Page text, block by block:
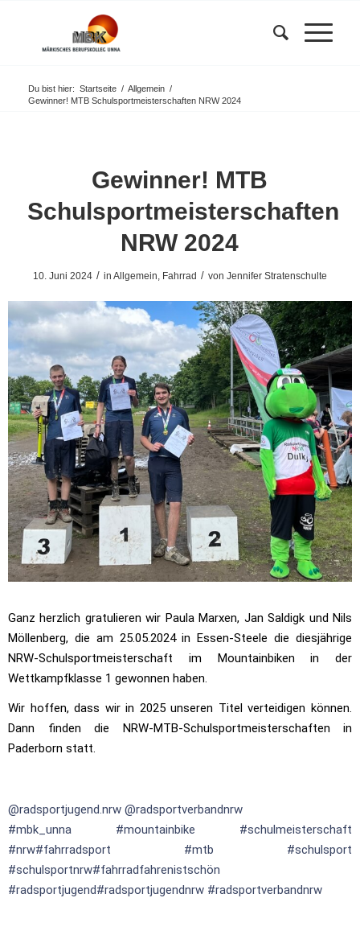
Du bist hier: Startseite / Allgemein /
Gewinner! MTB Schulsportmeisterschaften NRW 2024
Gewinner! MTB
Schulsportmeisterschaften
NRW 2024
10. Juni 2024 / in Allgemein, Fahrrad / von Jennifer Stratenschulte
Ganz herzlich gratulieren wir Paula Marxen, Jan Saldigk und Nils
Möllenberg, die am 25.05.2024 in Essen-Steeledie diesjährige
NRW-Schulsportmeisterschaft im Mountainbiken in der
Wettkampfklasse 1 gewonnen haben.
Wir hoffen, dass wir in 2025 unseren Titel verteidigen können.
Dann finden die NRW-MTB-Schulsportmeisterschaften in
Paderborn statt.
@radsportjugend.nrw @radsportverbandnrw
#mbk_unna
#mountainbike
#schulmeisterschaft
#nrw#fahrradsport #mtb
#schulsport
#schulsportnrw#fahrradfahrenistschön
#radsportjugend#radsportjugendnrw #radsportverbandnrw